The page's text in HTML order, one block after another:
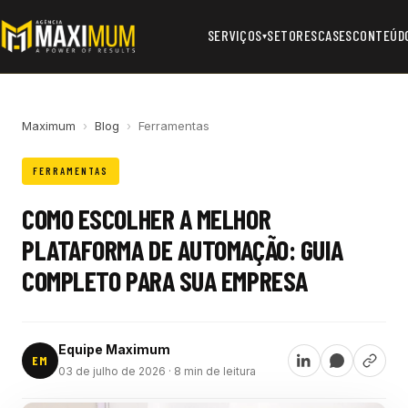
SERVIÇOS▾SETORESCASES
Maximum › Blog › Ferramentas
FERRAMENTAS
COMO ESCOLHER A MELHOR
PLATAFORMA DE AUTOMAÇÃO: GUIA
COMPLETO PARA SUA EMPRESA
EM
Equipe Maximum
03 de julho de 2026 · 8 min de leitura